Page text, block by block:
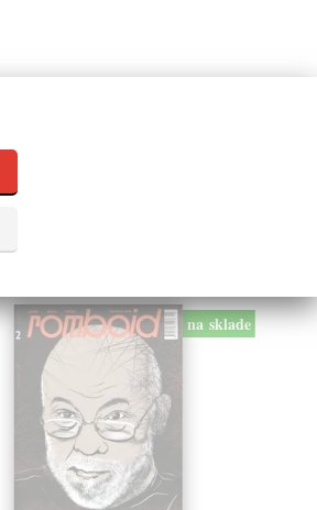
na sklade